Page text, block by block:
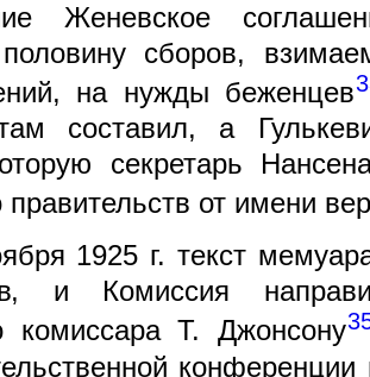
Женевское
сборов,
на нужды беженцев
составил, а
секретарь
от имени
1925 г. текст
и Комиссия
комиссара Т. Джонсону
конференции